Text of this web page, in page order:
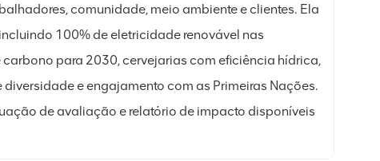
comunidade, meio ambiente e clientes. Ela
100% de eletricidade renovável nas
para 2030, cervejarias com eficiência hídrica,
e engajamento com as Primeiras Nações.
de avaliação e relatório de impacto disponíveis